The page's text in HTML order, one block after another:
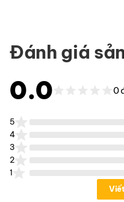
Đánh giá
0.0 0
5
4
3
2
1